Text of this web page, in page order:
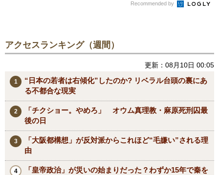
Recommended by
アクセスランキング（週間）
更新：08月10日 00:05
“日本の若者は右傾化”したのか? リベラル台頭の裏にあ
る不都合な現実
「チクショー。やめろ」 オウム真理教・麻原死刑囚最
後の日
「大阪都構想」が反対派からこれほど“毛嫌い”される理
由
「皇帝政治」が災いの始まりだった？わずか15年で秦を